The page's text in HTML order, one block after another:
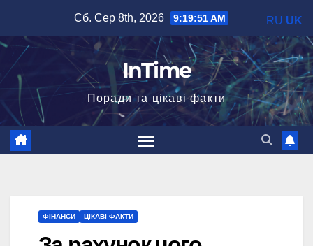
вмісту
Сб. Сер 8th, 2026 9:19:52 AM
InTime
Поради та цікаві факти
ФІНАНСИ ЦІКАВІ ФАКТИ
RU UK